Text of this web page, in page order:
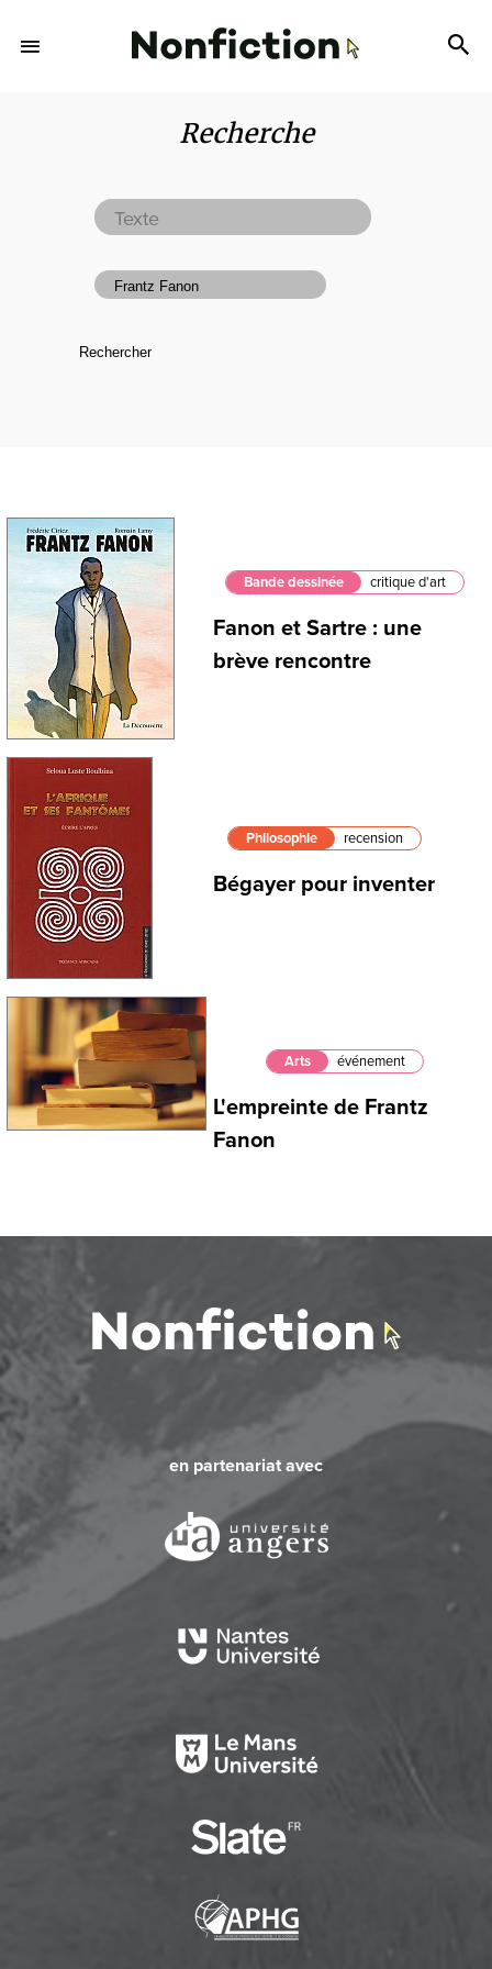
Recherche
Bande dessinée critique d'art
Fanon et Sartre : une
brève rencontre
Philosophie recension
Bégayer pour inventer
Arts événement
L'empreinte de Frantz
Fanon
en partenariat avec